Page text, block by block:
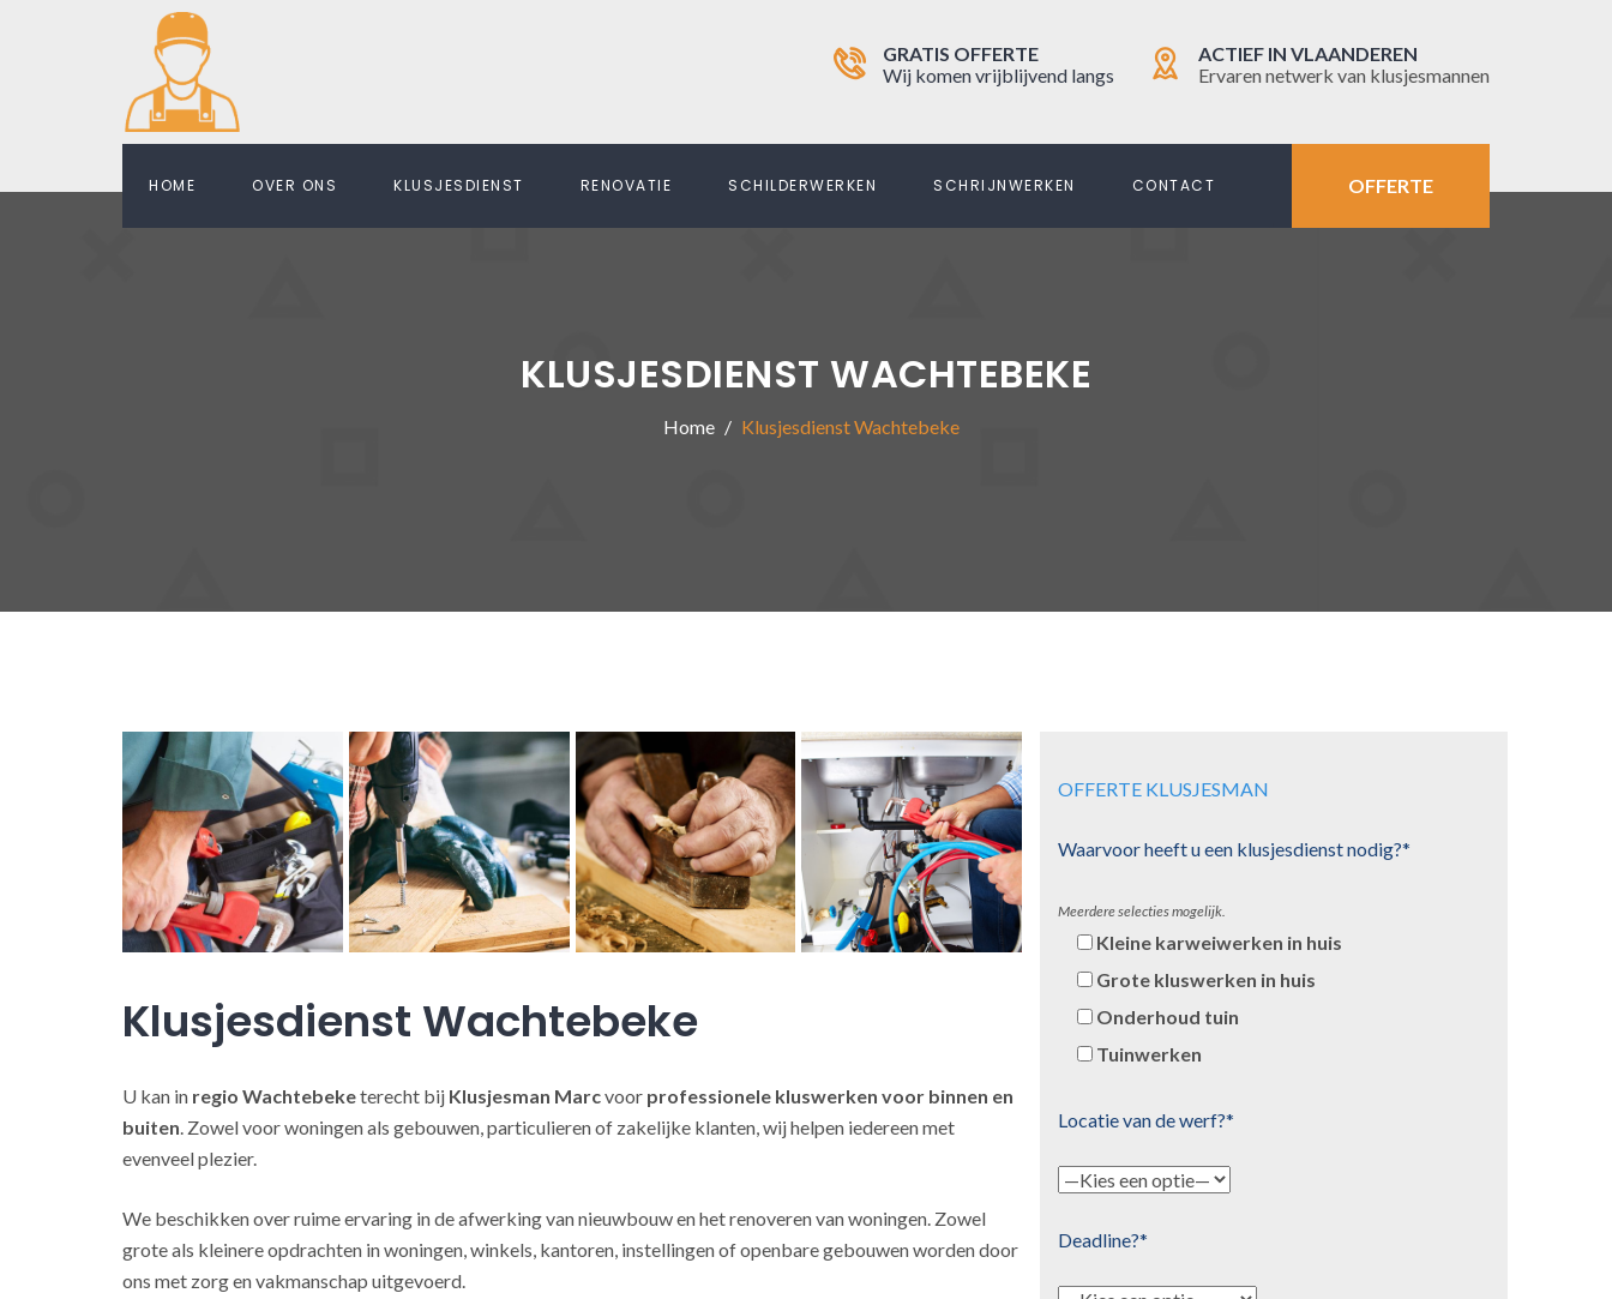
GRATIS OFFERTE
Wij komen vrijblijvend langs
ACTIEF IN VLAANDEREN
Ervaren netwerk van klusjesmannen
HOME OVER ONS KLUSJESDIENST RENOVATIE SCHILDERWERKEN SCHRIJNWERKEN CONTACT OFFERTE
KLUSJESDIENST WACHTEBEKE
Home Klusjesdienst Wachtebeke
Klusjesdienst Wachtebeke
U kan in regio Wachtebeketerecht bij Klusjesman Marcvoor professionele kluswerken voor binnen en
buiten . Zowel voor woningen als gebouwen, particulieren of zakelijke klanten, wij helpen iedereen met
evenveel plezier.
We beschikken over ruime ervaring in de afwerking van nieuwbouw en het renoveren van woningen. Zowel
grote als kleinere opdrachten in woningen, winkels, kantoren, instellingen of openbare gebouwen worden door
ons met zorg en vakmanschap uitgevoerd.
OFFERTE KLUSJESMAN
Waarvoor heeft u een klusjesdienst nodig?*
Meerdere selecties mogelijk.
Kleine karweiwerken in huis
Grote kluswerken in huis
Onderhoud tuin
Tuinwerken
Locatie van de werf?*
Deadline?*